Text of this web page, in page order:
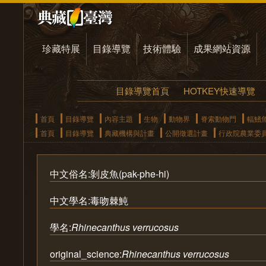
珍藏特展 目錄導覽 技術體驗 成果網站資源
目錄導覽首頁 HOTKEY快速導覽
首頁 目錄導覽 內容主題 生物 動物界 脊索動物門
輻鰭
首頁
目錄導覽 典藏機構與計畫 公開徵選計畫 行政院農業委
中文俗名:剝皮魚(pak-phe-hi)
中文學名:毒吻棘魨
學名:Rhinecanthus verrucosus
original_science:Rhinecanthus verrucosus